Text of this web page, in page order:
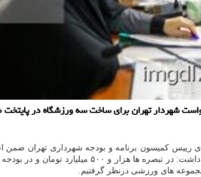
بررسی لایحه بودجه 1404 شهرداری تهران و در پی درخواست شهردار تهران
بودجه ۵۰۰ میلیارد تومانی برای تملک جهت ساخت مجموعه های